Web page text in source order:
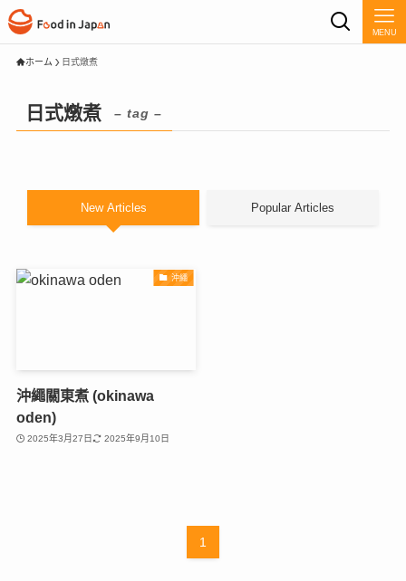
MENU
ホーム 日式燉煮
日式燉煮 – tag –
New Articles Popular Articles
沖繩
沖繩關東煮 (okinawa
oden)
2025年3月27日 2025年9月10日
1